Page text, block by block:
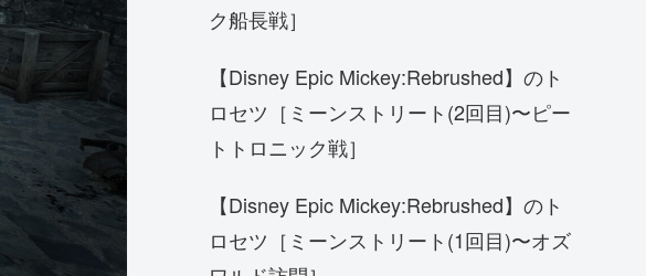
ク船長戦］
【Disney Epic Mickey:Rebrushed】のト
ロセツ［ミーンストリート(2回目)〜ピー
トトロニック戦］
【Disney Epic Mickey:Rebrushed】のト
ロセツ［ミーンストリート(1回目)〜オズ